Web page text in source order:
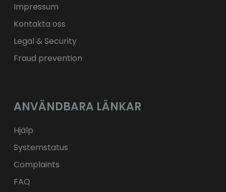
Impressum
Kontakta oss
Legal & Security
Fraud prevention
ANVÄNDBARA LÄNKAR
Hjälp
Systemstatus
Complaints
FAQ